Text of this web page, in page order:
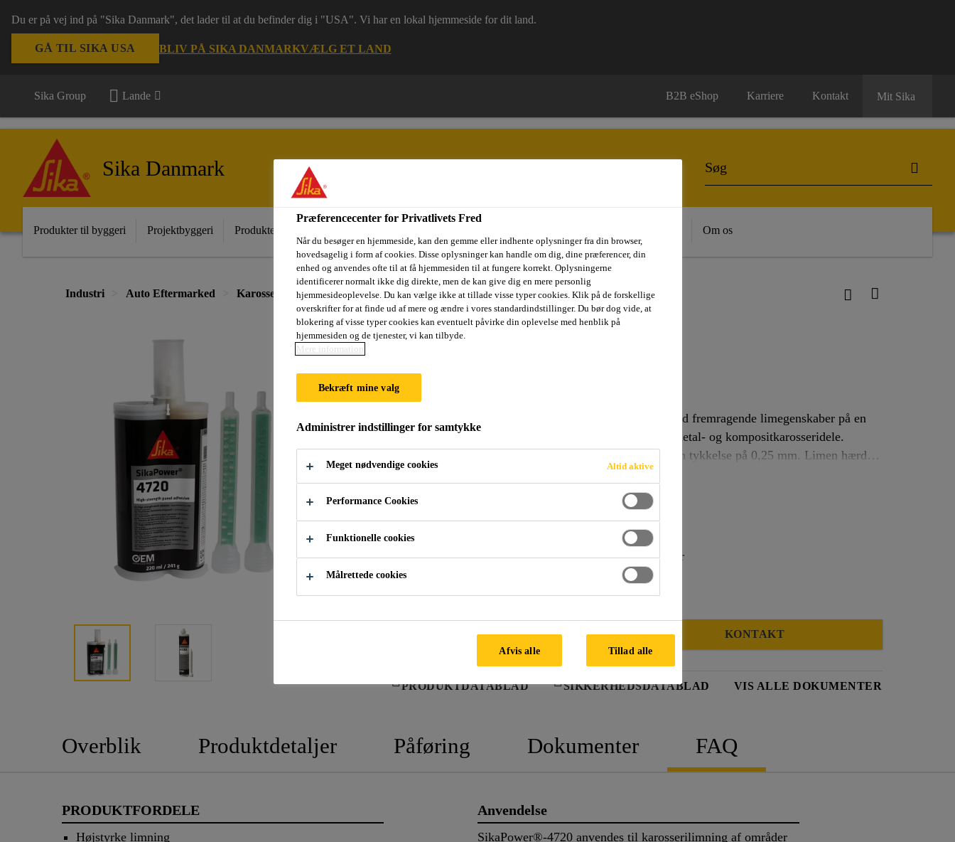
Du er på vej ind på "Sika Danmark", det lader til at du befinder dig i "USA". Vi har en lokal hjemmeside for dit land.
GÅ TIL SIKA USA BLIV PÅ SIKA DANMARKVÆLG ET LAND
Sika Group Lande B2B eShop Karriere Kontakt Mit Sika
Sika Danmark
Produkter til byggeri Projektbyggeri Produkter til industri Om os
Industri Auto Eftermarked Karosserilimning Karosserilim SikaPower®-4720
SikaPower®-4720
2-komponent højstyrke karrosserilim
SikaPower®-4720 er en 2-komponent højstyrke epoxy lim, med fremragende limegenskaber på en
bred vifte af underlag. Den er specielt udviklet til limning af metal- og kompositkarosseridele.
Glaskuglerne i limen sikrer en ens og optimal limstreng med en tykkelse på 0,25 mm. Limen hærder
ved rumtemperatur, og limfugen er hård efter hærdning.
Læs mere +
Højstyrke limning
God vedhæftning til en bred vifte af underlag – uden primer
Lang åbentid
KONTAKT
PRODUKTDATABLAD SIKKERHEDSDATABLAD VIS ALLE DOKUMENTER
Overblik Produktdetaljer Påføring Dokumenter FAQ
PRODUKTFORDELE
Højstyrke limning
Anvendelse
SikaPower®-4720 anvendes til karosserilimning af områder
Præferencecenter for Privatlivets Fred
Når du besøger en hjemmeside, kan den gemme eller indhente oplysninger fra din browser,
hovedsagelig i form af cookies. Disse oplysninger kan handle om dig, dine præferencer, din
enhed og anvendes ofte til at få hjemmesiden til at fungere korrekt. Oplysningerne
identificerer normalt ikke dig direkte, men de kan give dig en mere personlig
hjemmesideoplevelse. Du kan vælge ikke at tillade visse typer cookies. Klik på de forskellige
overskrifter for at finde ud af mere og ændre i vores standardindstillinger. Du bør dog vide, at
blokering af visse typer cookies kan eventuelt påvirke din oplevelse med henblik på
hjemmesiden og de tjenester, vi kan tilbyde.
Mere information
Bekræft mine valg
Administrer indstillinger for samtykke
Meget nødvendige cookies Altid aktive
Performance Cookies
Funktionelle cookies
Målrettede cookies
Afvis alle Tillad alle